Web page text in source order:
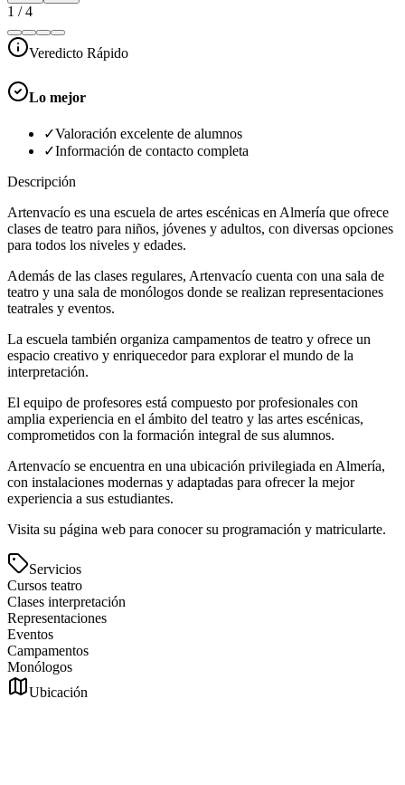
1 /4
Veredicto Rápido
Lo mejor
✓Valoración excelente de alumnos
✓Información de contacto completa
Descripción
Artenvacío es una escuela de artes escénicas en Almería que ofrece
clases de teatro para niños, jóvenes y adultos, con diversas opciones
para todos los niveles y edades.
Además de las clases regulares, Artenvacío cuenta con una sala de
teatro y una sala de monólogos donde se realizan representaciones
teatrales y eventos.
La escuela también organiza campamentos de teatro y ofrece un
espacio creativo y enriquecedor para explorar el mundo de la
interpretación.
El equipo de profesores está compuesto por profesionales con
amplia experiencia en el ámbito del teatro y las artes escénicas,
comprometidos con la formación integral de sus alumnos.
Artenvacío se encuentra en una ubicación privilegiada en Almería,
con instalaciones modernas y adaptadas para ofrecer la mejor
experiencia a sus estudiantes.
Visita su página web para conocer su programación y matricularte.
Servicios
Cursos teatro
Clases interpretación
Representaciones
Eventos
Campamentos
Monólogos
Ubicación